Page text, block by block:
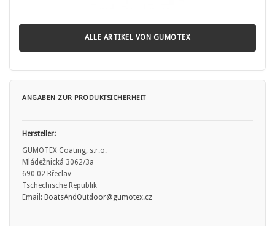
ALLE ARTIKEL VON GUMOTEX
ANGABEN ZUR PRODUKTSICHERHEIT
Hersteller:
GUMOTEX Coating, s.r.o.
Mládežnická 3062/3a
690 02 Břeclav
Tschechische Republik
Email: BoatsAndOutdoor@gumotex.cz